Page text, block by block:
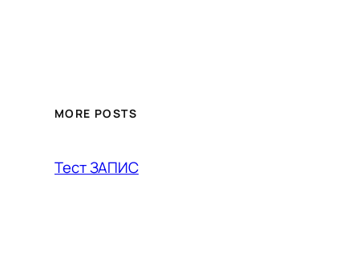
MORE POSTS
Тест ЗАПИС